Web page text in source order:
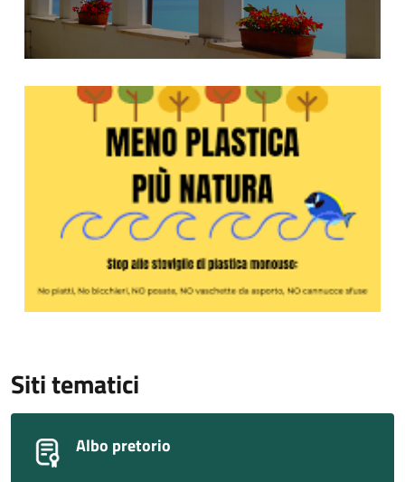
Meno plastica più natura - Clicca per saperne di più
Siti tematici
Albo pretorio